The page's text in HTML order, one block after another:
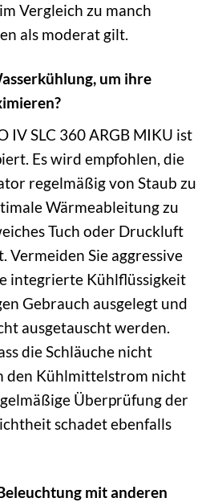
Vergleich zu manch
als moderat gilt.
um ihre
IV SLC 360 ARGB MIKU ist
Es wird empfohlen, die
regelmäßig von Staub zu
Wärmeableitung zu
Tuch oder Druckluft
Vermeiden Sie aggressive
integrierte Kühlflüssigkeit
Gebrauch ausgelegt und
ausgetauscht werden.
die Schläuche nicht
den Kühlmittelstrom nicht
Überprüfung der
schadet ebenfalls
mit anderen